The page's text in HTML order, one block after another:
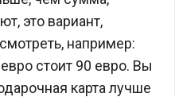
это вариант,
например:
стоит 90 евро. Вы
карта лучше